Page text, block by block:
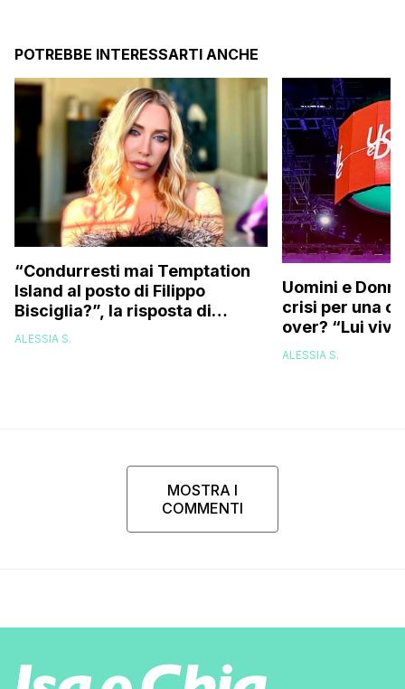
POTREBBE INTERESSARTI ANCHE
“Condurresti mai Temptation
Island al posto di Filippo
Bisciglia?”, la risposta di
Karina Cascella: “Andrei di
ALESSIA S.
Uomini e
crisi per una
over? “Lui
ALESSIA S.
MOSTRA I
COMMENTI